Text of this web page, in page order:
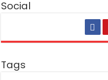
Social
Tags